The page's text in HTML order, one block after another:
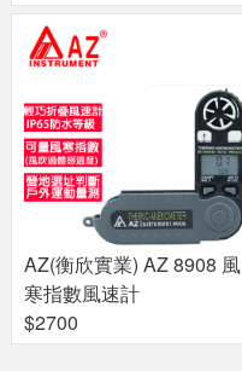
AZ(衡欣實業) AZ 8908 風
寒指數風速計
$2700